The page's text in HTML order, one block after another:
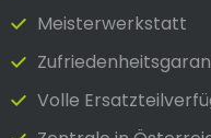
Meister­werkstatt
Volle